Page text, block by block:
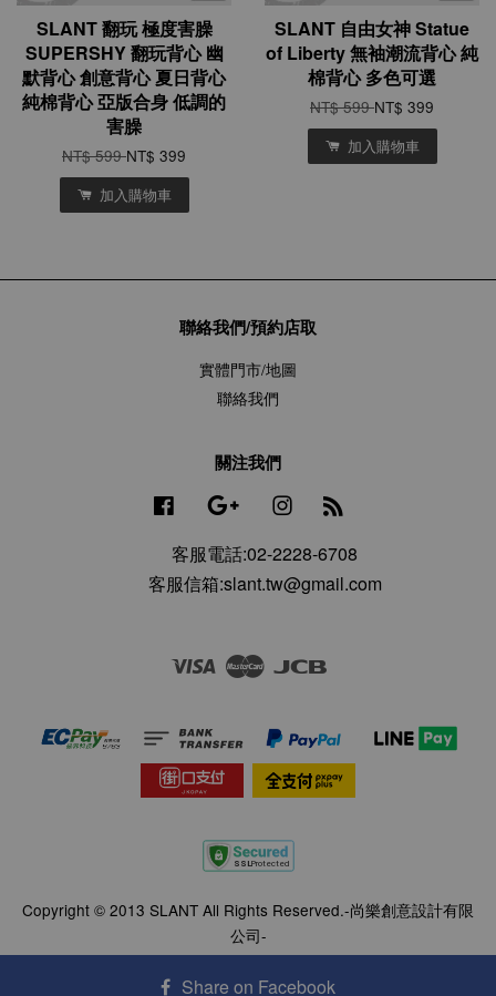
SLANT 翻玩 極度害臊
SUPERSHY 翻玩背心 幽
默背心 創意背心 夏日背心
純棉背心 亞版合身 低調的
害臊
NT$ 599NT$ 399
加入購物車
SLANT 自由女神 Statue
of Liberty 無袖潮流背心 純
棉背心 多色可選
NT$ 599NT$ 399
加入購物車
聯絡我們/預約店取
實體門市/地圖
聯絡我們
關注我們
Facebook Google Instagram
客服電話:02-2228-6708
客服信箱:slant.tw@gmail.com
Visa Master
Copyright © 2013 SLANT All Rights Reserved.-尚樂創意設計有限
公司-
Share on Facebook